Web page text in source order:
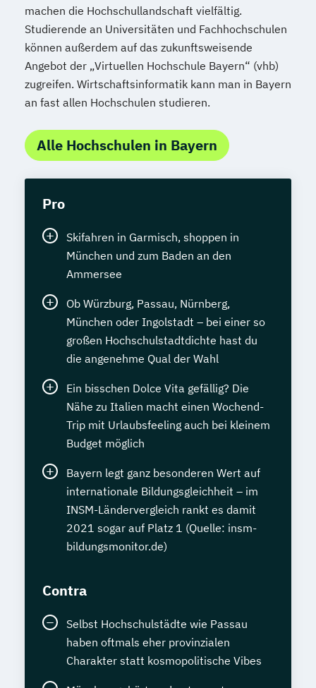
machen die Hochschullandschaft vielfältig.
Studierende an Universitäten und Fachhochschulen
können außerdem auf das zukunftsweisende
Angebot der „Virtuellen Hochschule Bayern“ (vhb)
zugreifen. Wirtschaftsinformatik kann man in Bayern
an fast allen Hochschulen studieren.
Alle Hochschulen in Bayern
Pro
Skifahren in Garmisch, shoppen in
München und zum Baden an den
Ammersee
Ob Würzburg, Passau, Nürnberg,
München oder Ingolstadt – bei einer so
großen Hochschulstadtdichte hast du
die angenehme Qual der Wahl
Ein bisschen Dolce Vita gefällig? Die
Nähe zu Italien macht einen Wochend-
Trip mit Urlaubsfeeling auch bei kleinem
Budget möglich
Bayern legt ganz besonderen Wert auf
internationale Bildungsgleichheit – im
INSM-Ländervergleich rankt es damit
2021 sogar auf Platz 1 (Quelle: insm-
bildungsmonitor.de)
Contra
Selbst Hochschulstädte wie Passau
haben oftmals eher provinzialen
Charakter statt kosmopolitische Vibes